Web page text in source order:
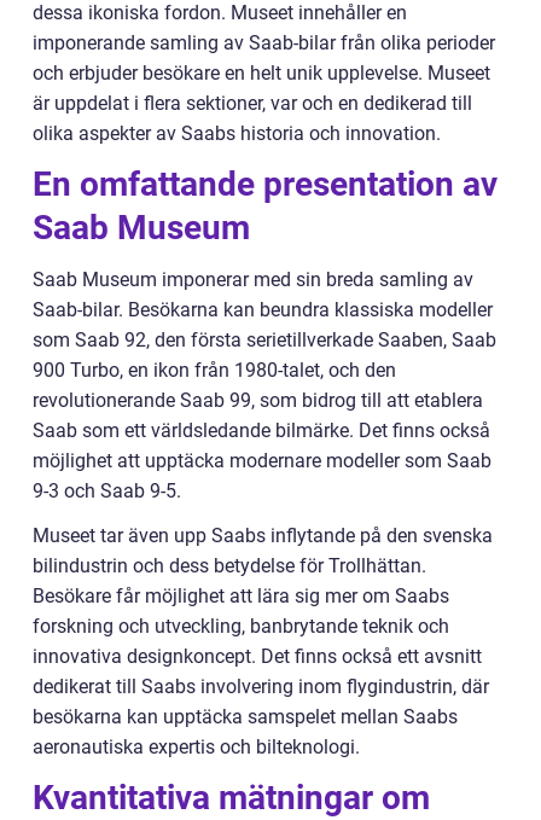
dessa ikoniska fordon. Museet innehåller en
imponerande samling av Saab-bilar från olika perioder
och erbjuder besökare en helt unik upplevelse. Museet
är uppdelat i flera sektioner, var och en dedikerad till
olika aspekter av Saabs historia och innovation.
En omfattande presentation av
Saab Museum
Saab Museum imponerar med sin breda samling av
Saab-bilar. Besökarna kan beundra klassiska modeller
som Saab 92, den första serietillverkade Saaben, Saab
900 Turbo, en ikon från 1980-talet, och den
revolutionerande Saab 99, som bidrog till att etablera
Saab som ett världsledande bilmärke. Det finns också
möjlighet att upptäcka modernare modeller som Saab
9-3 och Saab 9-5.
Museet tar även upp Saabs inflytande på den svenska
bilindustrin och dess betydelse för Trollhättan.
Besökare får möjlighet att lära sig mer om Saabs
forskning och utveckling, banbrytande teknik och
innovativa designkoncept. Det finns också ett avsnitt
dedikerat till Saabs involvering inom flygindustrin, där
besökarna kan upptäcka samspelet mellan Saabs
aeronautiska expertis och bilteknologi.
Kvantitativa mätningar om